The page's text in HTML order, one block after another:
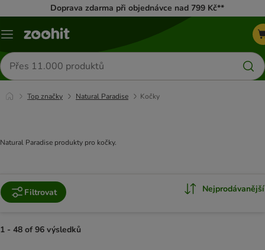
Doprava zdarma při objednávce nad 799 Kč**
Menu
Hledat
produkty
Top značky Natural Paradise Kočky
Natural Paradise produkty pro kočky.
Filtrovat Nejprodávanější
1 - 48 of 96 výsledků